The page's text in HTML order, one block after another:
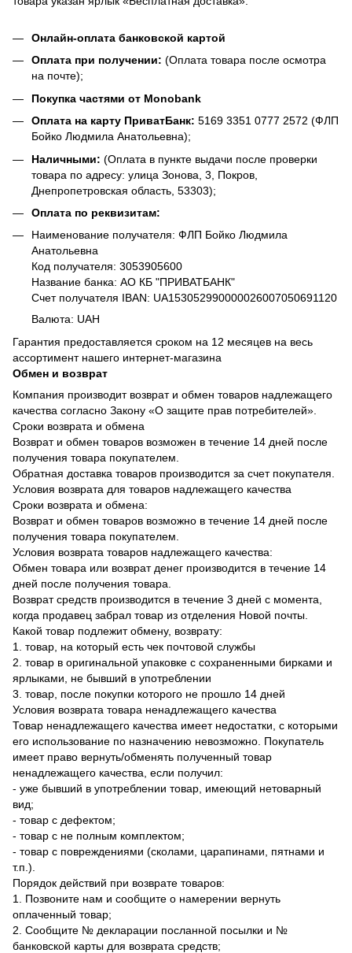
Онлайн-оплата банковской картой
Оплата при получении: (Оплата товара после осмотра
на почте);
Покупка частями от Monobank
Оплата на карту ПриватБанк: 5169 3351 0777 2572 (ФЛП
Бойко Людмила Анатольевна);
Наличными: (Оплата в пункте выдачи после проверки
товара по адресу: улица Зонова, 3, Покров,
Днепропетровская область, 53303);
Оплата по реквизитам:
Наименование получателя: ФЛП Бойко Людмила
Анатольевна
Код получателя: 3053905600
Название банка: АО КБ "ПРИВАТБАНК"
Счет получателя IBAN: UA153052990000026007050691120
Валюта: UAH
Гарантия предоставляется сроком на 12 месяцев на весь
ассортимент нашего интернет-магазина
Обмен и возврат
Компания производит возврат и обмен товаров надлежащего
качества согласно Закону «О защите прав потребителей».
Сроки возврата и обмена
Возврат и обмен товаров возможен в течение 14 дней после
получения товара покупателем.
Обратная доставка товаров производится за счет покупателя.
Условия возврата для товаров надлежащего качества
Сроки возврата и обмена:
Возврат и обмен товаров возможно в течение 14 дней после
получения товара покупателем.
Условия возврата товаров надлежащего качества:
Обмен товара или возврат денег производится в течение 14
дней после получения товара.
Возврат средств производится в течение 3 дней с момента,
когда продавец забрал товар из отделения Новой почты.
Какой товар подлежит обмену, возврату:
1. товар, на который есть чек почтовой службы
2. товар в оригинальной упаковке с сохраненными бирками и
ярлыками, не бывший в употреблении
3. товар, после покупки которого не прошло 14 дней
Условия возврата товара ненадлежащего качества
Товар ненадлежащего качества имеет недостатки, с которыми
его использование по назначению невозможно. Покупатель
имеет право вернуть/обменять полученный товар
ненадлежащего качества, если получил:
- уже бывший в употреблении товар, имеющий нетоварный
вид;
- товар с дефектом;
- товар с не полным комплектом;
- товар с повреждениями (сколами, царапинами, пятнами и
т.п.).
Порядок действий при возврате товаров:
1. Позвоните нам и сообщите о намерении вернуть
оплаченный товар;
2. Сообщите № декларации посланной посылки и №
банковской карты для возврата средств;